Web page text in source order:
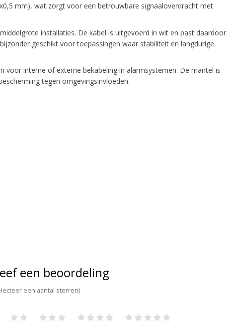
mm), wat zorgt voor een betrouwbare signaaloverdracht met
installaties. De kabel is uitgevoerd in wit en past daardoor
geschikt voor toepassingen waar stabiliteit en langdurige
voor interne of externe bekabeling in alarmsystemen. De mantel is
tegen omgevingsinvloeden.
een beoordeling
een aantal sterren)